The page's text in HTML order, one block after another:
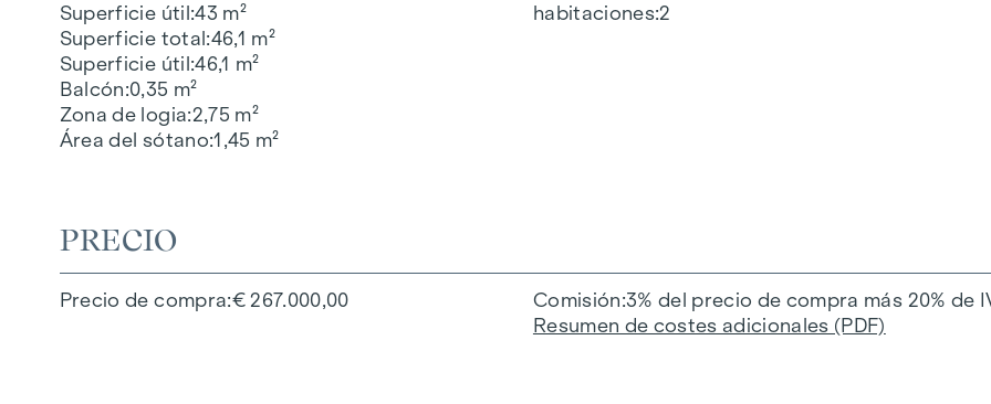
Superficie útil 43 m²
Superficie total 46,1 m²
Superficie útil 46,1 m²
Balcón 0,35 m²
Zona de logia 2,75 m²
Área del sótano 1,45 m²
habitaciones 2
PRECIO
Precio de compra € 267.000,00 Comisión 3% del precio de compra más 20% de
Resumen de costes adicionales (PDF)